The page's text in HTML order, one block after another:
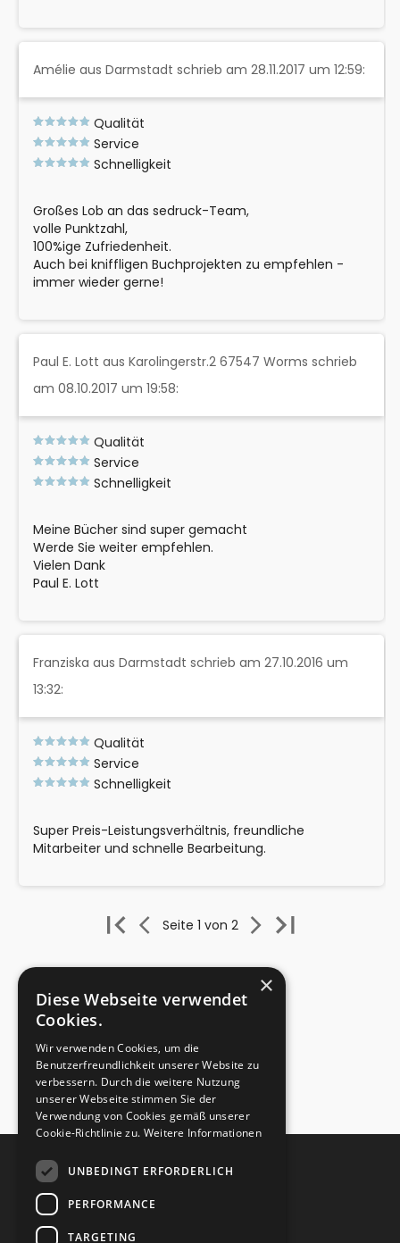
Amélie aus Darmstadt schrieb am 28.11.2017 um 12:59:
Qualität
Service
Schnelligkeit
Großes Lob an das sedruck-Team,
volle Punktzahl,
100%ige Zufriedenheit.
Auch bei kniffligen Buchprojekten zu empfehlen -
immer wieder gerne!
Paul E. Lott aus Karolingerstr.2 67547 Worms schrieb
am 08.10.2017 um 19:58:
Qualität
Service
Schnelligkeit
Meine Bücher sind super gemacht
Werde Sie weiter empfehlen.
Vielen Dank
Paul E. Lott
Franziska aus Darmstadt schrieb am 27.10.2016 um
13:32:
Qualität
Service
Schnelligkeit
Super Preis-Leistungsverhältnis, freundliche
Mitarbeiter und schnelle Bearbeitung.
Seite 1 von 2
STARTSEITE
VERSAND
×
Diese Webseite verwendet
Cookies.
Wir verwenden Cookies, um die
Benutzerfreundlichkeit unserer Website zu
verbessern. Durch die weitere Nutzung
unserer Webseite stimmen Sie der
Verwendung von Cookies gemäß unserer
Cookie-Richtlinie zu. Weitere Informationen
UNBEDINGT ERFORDERLICH
PERFORMANCE
TARGETING